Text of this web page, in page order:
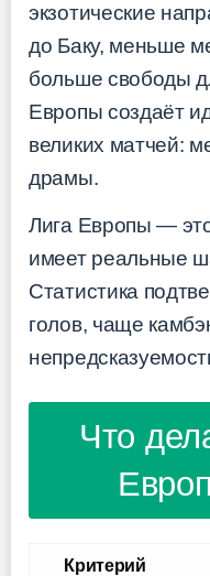
экзотические
до Баку, меньше
больше свободы
Европы создаёт
великих матчей:
драмы.
Лига Европы —
имеет реальные
Статистика
голов, чаще
Что
Критерий